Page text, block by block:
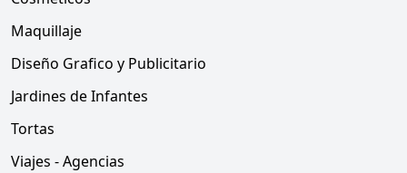
Maquillaje
Diseño Grafico y Publicitario
Jardines de Infantes
Tortas
Viajes - Agencias